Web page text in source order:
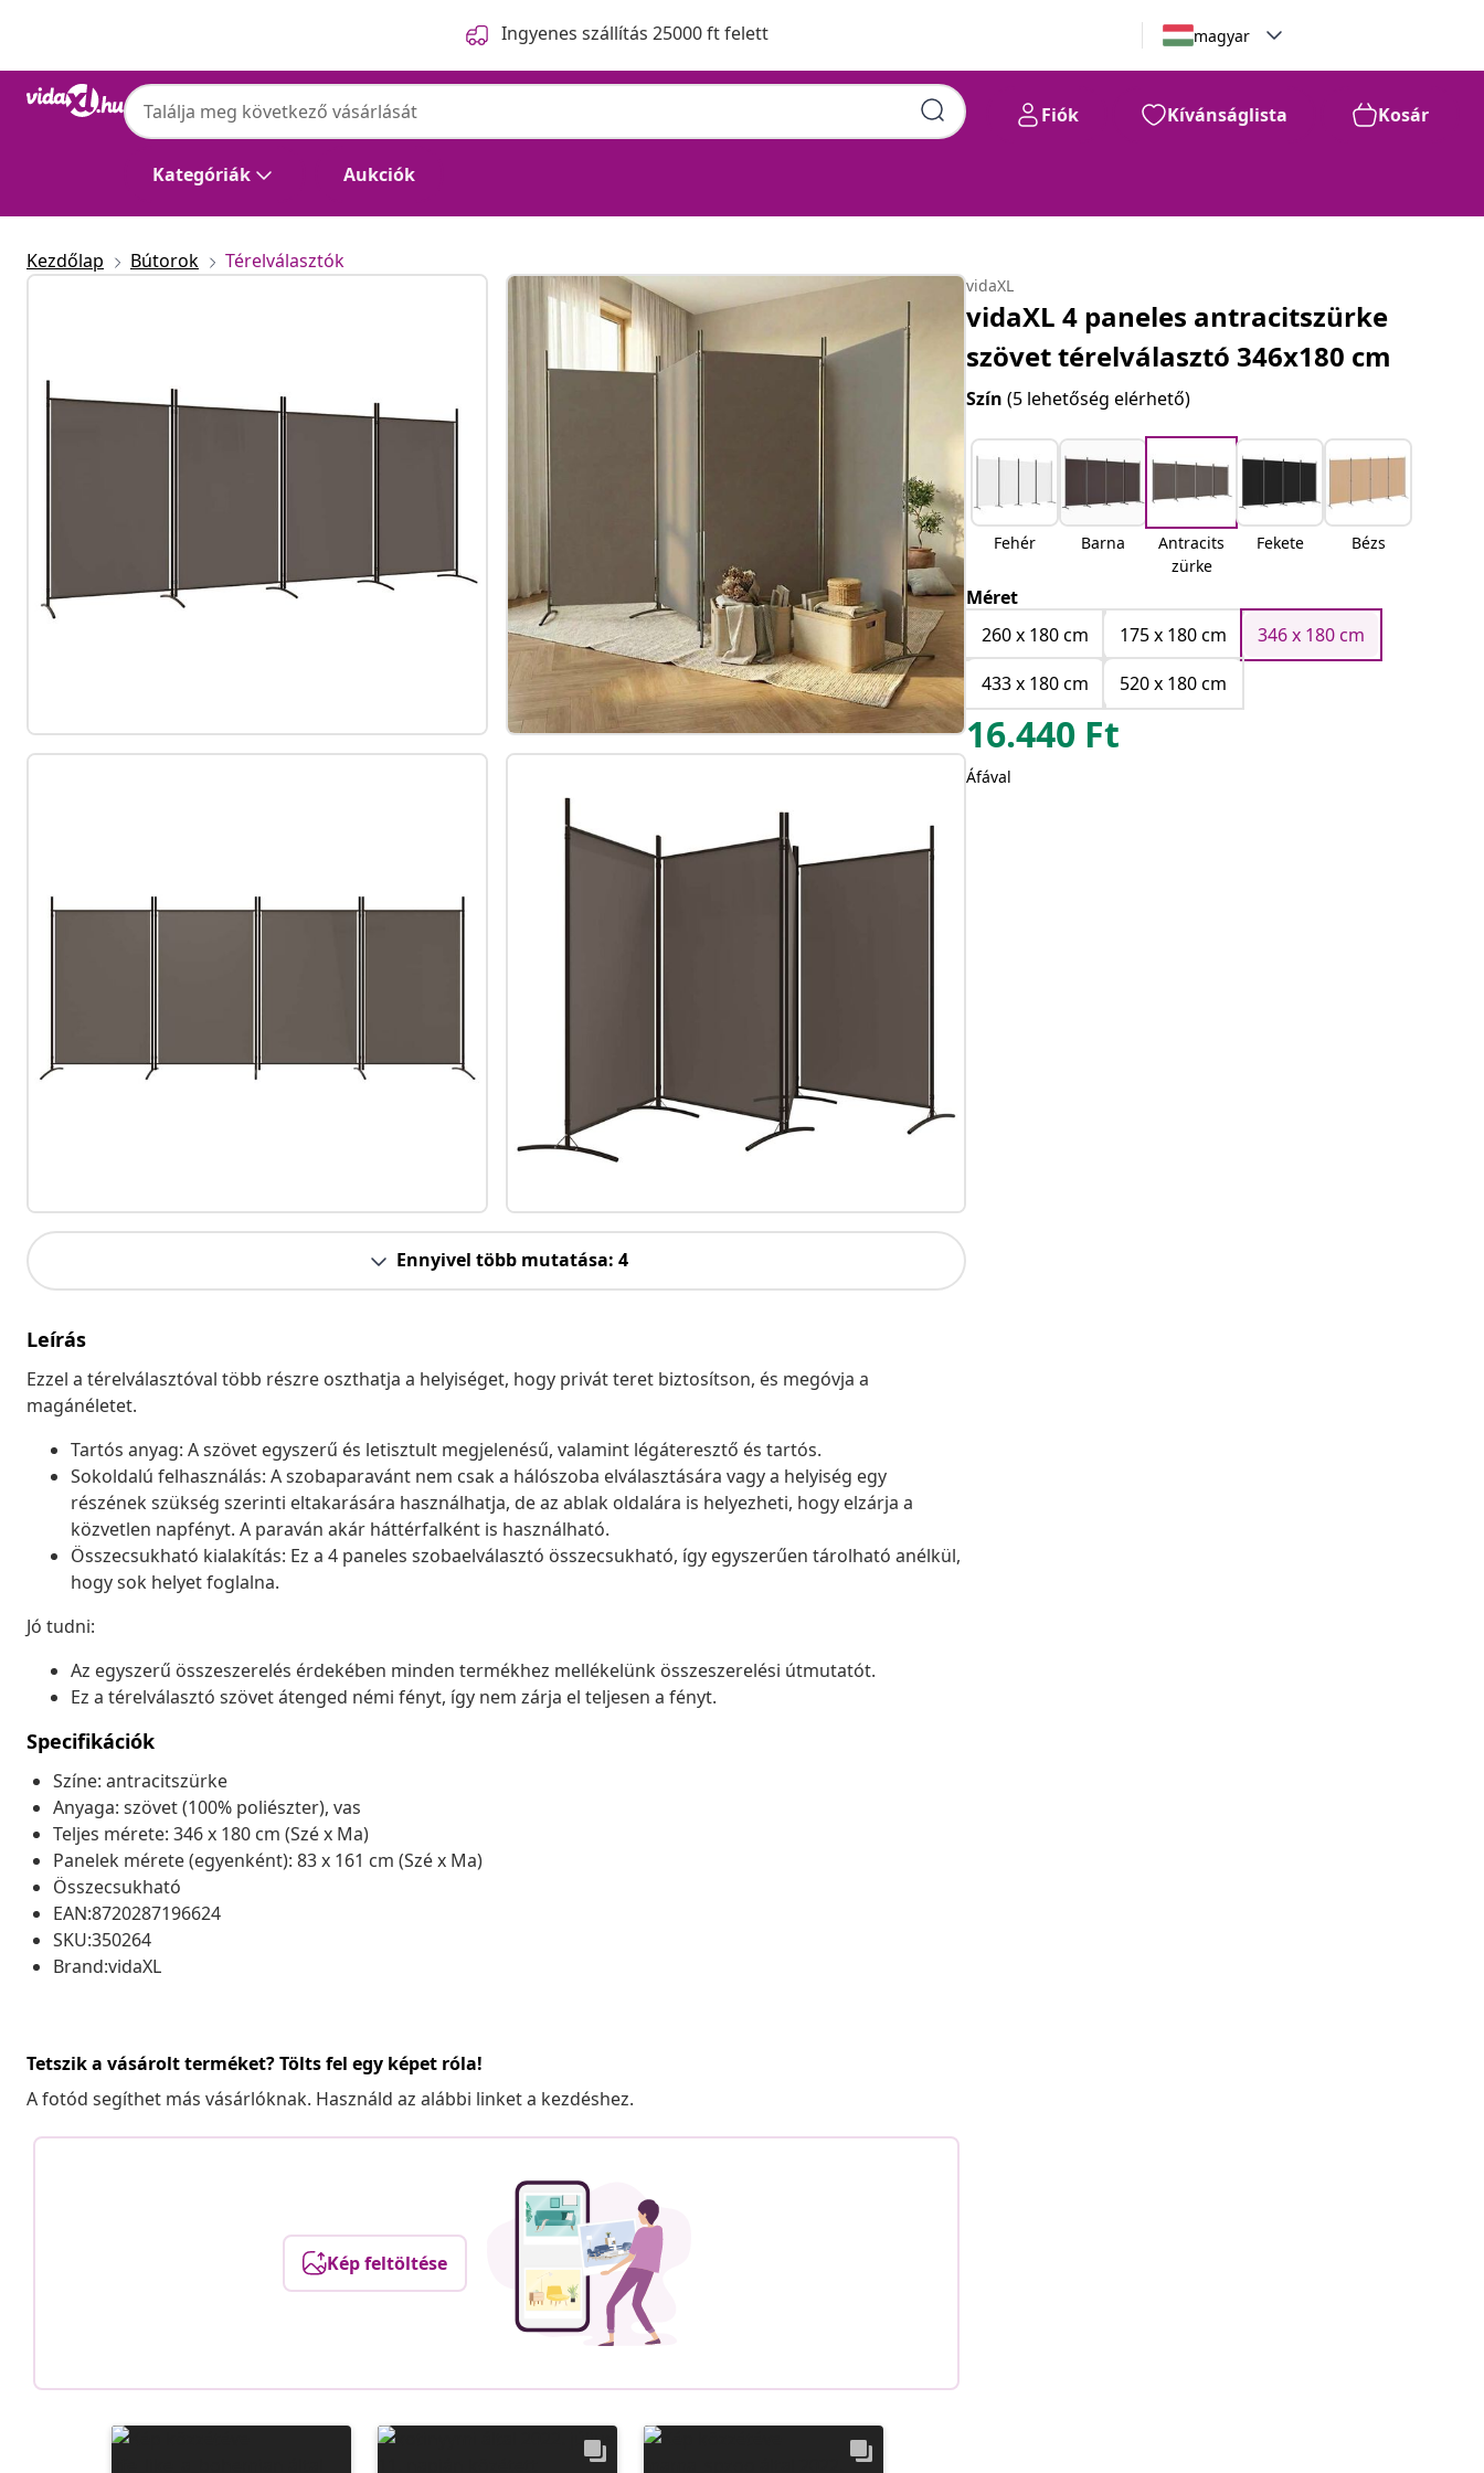
Ingyenes szállítás 25000 ft felett magyar
Kategóriák Aukciók
Fiók Kívánságlista Kosár
Kezdőlap Bútorok Térelválasztók
Ennyivel több mutatása: 4
Leírás
Ezzel a térelválasztóval több részre oszthatja a helyiséget, hogy privát teret biztosítson, és megóvja a
magánéletet.
Tartós anyag: A szövet egyszerű és letisztult megjelenésű, valamint légáteresztő és tartós.
Sokoldalú felhasználás: A szobaparavánt nem csak a hálószoba elválasztására vagy a helyiség egy
részének szükség szerinti eltakarására használhatja, de az ablak oldalára is helyezheti, hogy elzárja a
közvetlen napfényt. A paraván akár háttérfalként is használható.
Összecsukható kialakítás: Ez a 4 paneles szobaelválasztó összecsukható, így egyszerűen tárolható anélkül,
hogy sok helyet foglalna.
Jó tudni:
Az egyszerű összeszerelés érdekében minden termékhez mellékelünk összeszerelési útmutatót.
Ez a térelválasztó szövet átenged némi fényt, így nem zárja el teljesen a fényt.
Specifikációk
Színe: antracitszürke
Anyaga: szövet (100% poliészter), vas
Teljes mérete: 346 x 180 cm (Szé x Ma)
Panelek mérete (egyenként): 83 x 161 cm (Szé x Ma)
Összecsukható
EAN:8720287196624
SKU:350264
Brand:vidaXL
Tetszik a vásárolt terméket? Tölts fel egy képet róla!
A fotód segíthet más vásárlóknak. Használd az alábbi linket a kezdéshez.
Kép feltöltése
vidaXL
vidaXL 4 paneles antracitszürke
szövet térelválasztó 346x180 cm
Szín(5 lehetőség elérhető)
Fehér Barna
Antracits
zürke
Fekete Bézs
Méret
260 x 180 cm
175 x 180 cm
346 x 180 cm
433 x 180 cm
520 x 180 cm
16.440 Ft
Áfával